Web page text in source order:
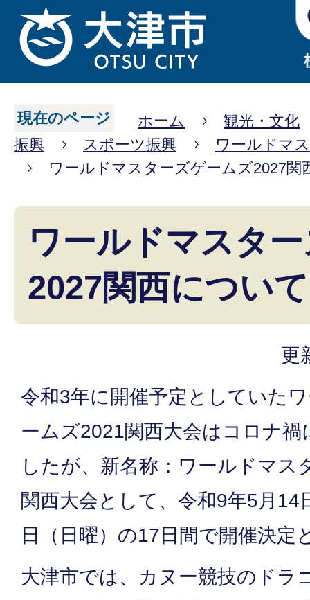
現在のページ ホーム
観光・文化
振興
スポーツ振興
ワールドマ
ワールドマスターズゲームズ2027関
ワールドマスタ
2027関西について
更
令和3年に開催予定としていた
ームズ2021関西大会はコロナ
したが、新名称：ワールドマス
関西大会として、令和9年5月14
日（日曜）の17日間で開催決定
大津市では、カヌー競技のドラ